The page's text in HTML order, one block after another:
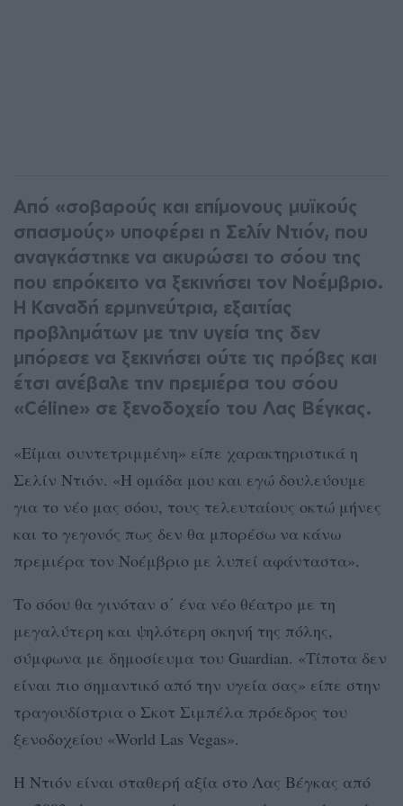
Από «σοβαρούς και επίμονους μυϊκούς
σπασμούς» υποφέρει η Σελίν Ντιόν, που
αναγκάστηκε να ακυρώσει το σόου της
που επρόκειτο να ξεκινήσει τον Νοέμβριο.
Η Καναδή ερμηνεύτρια, εξαιτίας
προβλημάτων με την υγεία της δεν
μπόρεσε να ξεκινήσει ούτε τις πρόβες και
έτσι ανέβαλε την πρεμιέρα του σόου
«Céline» σε ξενοδοχείο του Λας Βέγκας.
«Είμαι συντετριμμένη» είπε χαρακτηριστικά η
Σελίν Ντιόν. «Η ομάδα μου και εγώ δουλεύουμε
για το νέο μας σόου, τους τελευταίους οκτώ μήνες
και το γεγονός πως δεν θα μπορέσω να κάνω
πρεμιέρα τον Νοέμβριο με λυπεί αφάνταστα».
Το σόου θα γινόταν σ΄ ένα νέο θέατρο με τη
μεγαλύτερη και ψηλότερη σκηνή της πόλης,
σύμφωνα με δημοσίευμα του Guardian. «Τίποτα δεν
είναι πιο σημαντικό από την υγεία σας» είπε στην
τραγουδίστρια ο Σκοτ Σιμπέλα πρόεδρος του
ξενοδοχείου «World Las Vegas».
Η Ντιόν είναι σταθερή αξία στο Λας Βέγκας από